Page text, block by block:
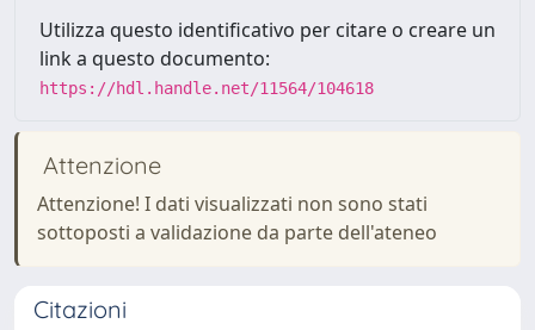
Utilizza questo identificativo per citare o creare un
link a questo documento:
https://hdl.handle.net/11564/104618
Attenzione
Attenzione! I dati visualizzati non sono stati
sottoposti a validazione da parte dell'ateneo
Citazioni